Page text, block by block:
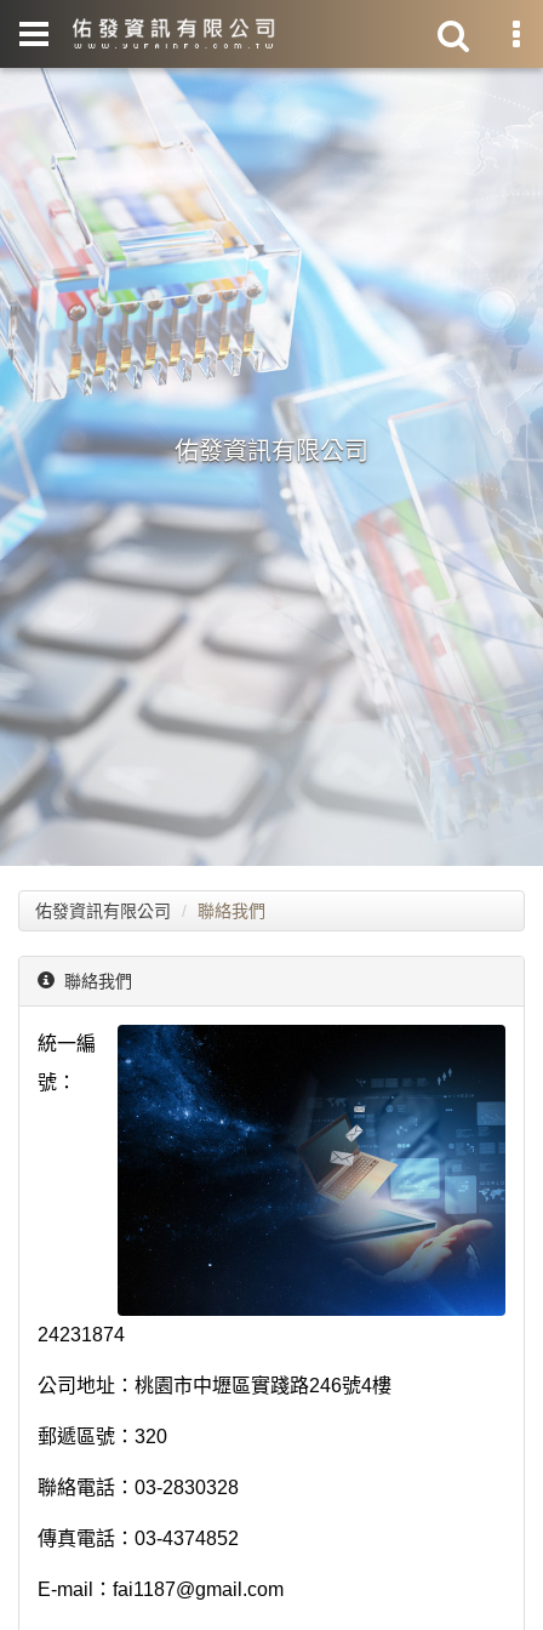
佑發資訊有限公司
佑發資訊有限公司
佑發資訊有限公司 聯絡我們
聯絡我們
統一編
號：
24231874
公司地址：桃園市中壢區實踐路246號4樓
郵遞區號：320
聯絡電話：03-2830328
傳真電話：03-4374852
E-mail：fai1187@gmail.com